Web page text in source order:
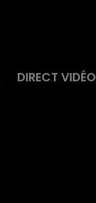
DIRECT VIDÉO